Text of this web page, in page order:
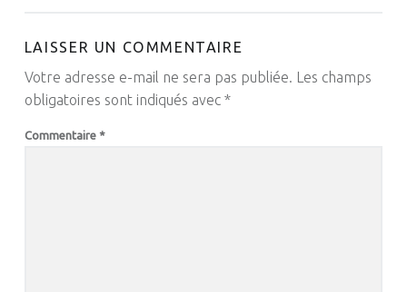
LAISSER UN COMMENTAIRE
Votre adresse e-mail ne sera pas publiée. Les champs
obligatoires sont indiqués avec *
Commentaire *